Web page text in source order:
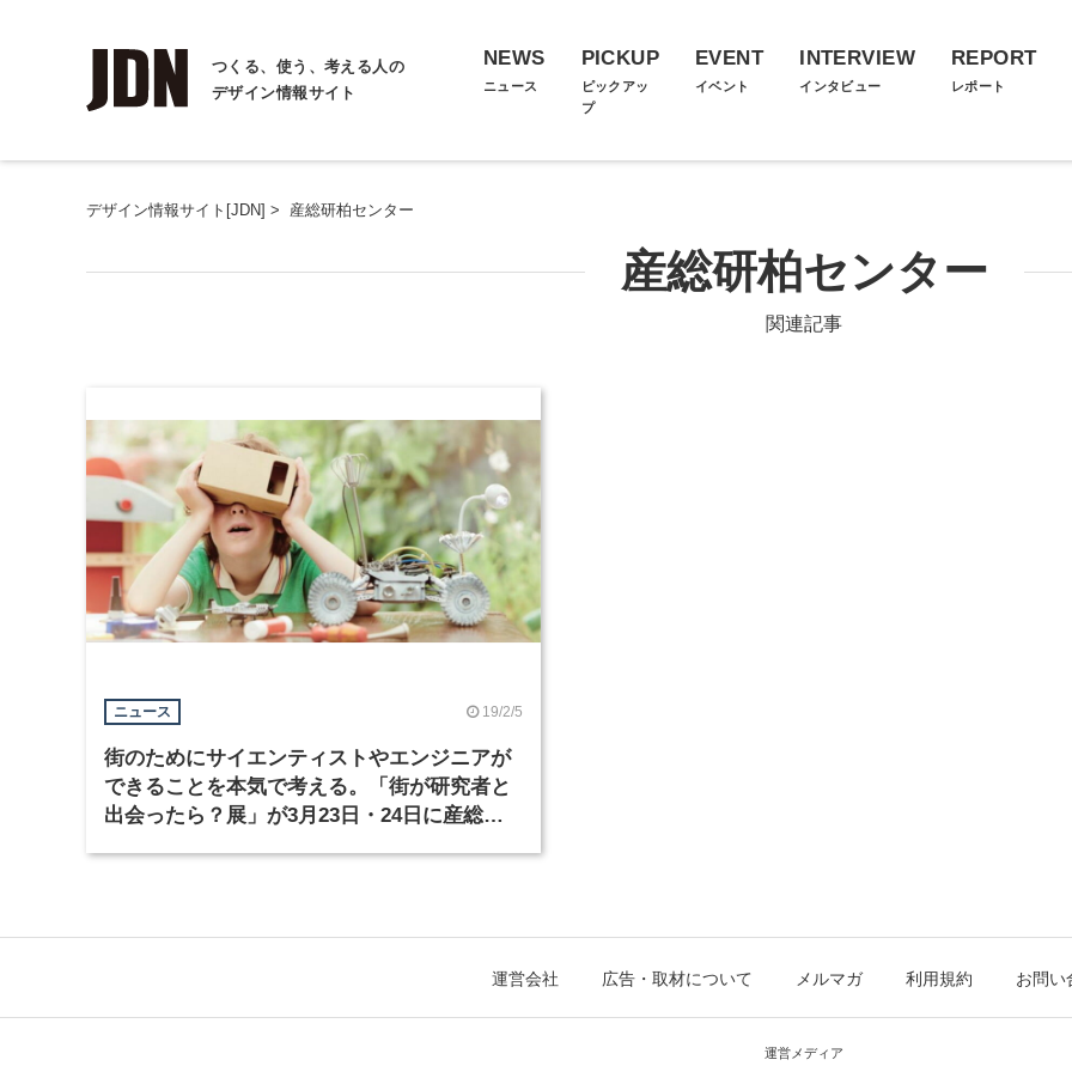
つくる、使う、考える人の
デザイン情報サイト
NEWS
ニュース
PICKUP
ピックアッ
プ
EVENT
イベント
INTERVIEW
インタビュー
REPORT
レポート
デザイン情報サイト[JDN] > 産総研柏センター
産総研柏センター
関連記事
ニュース 19/2/5
街のためにサイエンティストやエンジニアが
できることを本気で考える。「街が研究者と
出会ったら？展」が3月23日・24日に産総研
運営会社 広告・取材について メルマガ 利用規約 お問い
運営メディア